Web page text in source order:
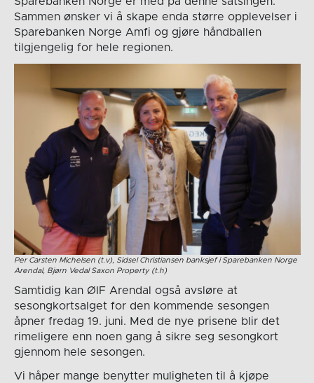
Sammen ønsker vi å skape enda større opplevelser i
Sparebanken Norge Amfi og gjøre håndballen
tilgjengelig for hele regionen.
Per Carsten Michelsen (t.v), Sidsel Christiansen banksjef i Sparebanken Norge
Arendal, Bjørn Vedal Saxon Property (t.h)
Samtidig kan ØIF Arendal også avsløre at
sesongkortsalget for den kommende sesongen
åpner fredag 19. juni. Med de nye prisene blir det
rimeligere enn noen gang å sikre seg sesongkort
gjennom hele sesongen.
Vi håper mange benytter muligheten til å kjøpe